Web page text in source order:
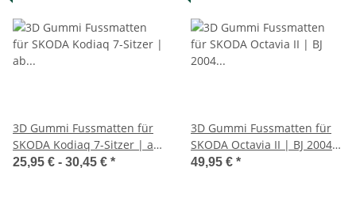
3D Gummi Fussmatten für
SKODA Kodiaq 7-Sitzer | ab
BJ 2017> | passgenau +
25,95 € - 30,45 € *
3D Gummi Fussmatten für
SKODA Octavia II | BJ 2004 -
2013 | passgenau mit Rand
49,95 € *